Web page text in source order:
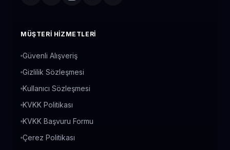
MÜŞTERI HIZMETLERI
Güvenli Alışveriş
Gizlilik Sözleşmesi
Kullanıcı Sözleşmesi
KVKK Politikası
KVKK Başvuru Formu
Çerez Politikası